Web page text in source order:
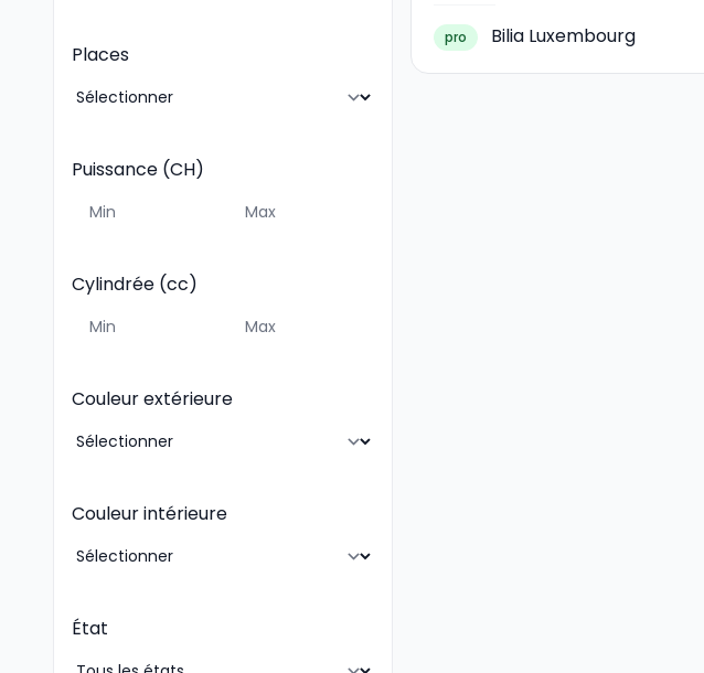
Places
Puissance (CH)
Cylindrée (cc)
Couleur extérieure
Couleur intérieure
État
pro Bilia Luxembourg